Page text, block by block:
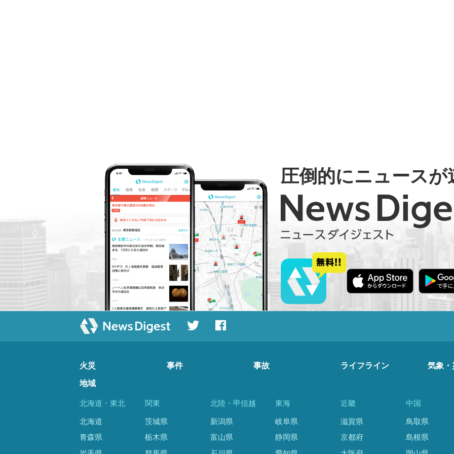
圧倒的にニュースが
火災 事件 事故 ライフライン 気象・
地域
北海道・東北
北海道
青森県
関東
茨城県
栃木県
北陸・甲信越
新潟県
富山県
東海
岐阜県
静岡県
近畿
滋賀県
京都府
中国
鳥取県
島根県